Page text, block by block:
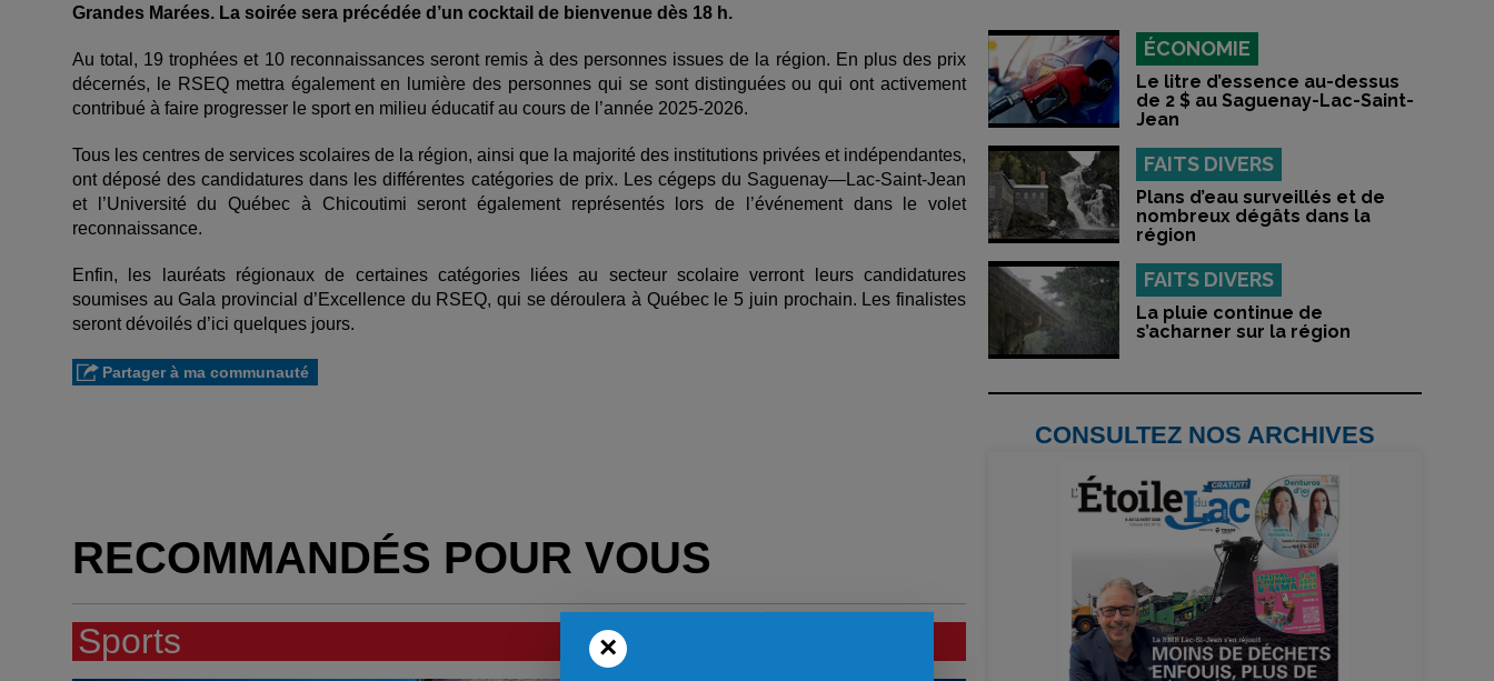
Grandes Marées. La soirée sera précédée d’un cocktail de bienvenue dès 18 h.
Au total, 19 trophées et 10 reconnaissances seront remis à des personnes issues de la région. En plus des prix
décernés, le RSEQ mettra également en lumière des personnes qui se sont distinguées ou qui ont activement
contribué à faire progresser le sport en milieu éducatif au cours de l’année 2025-2026.
Tous les centres de services scolaires de la région, ainsi que la majorité des institutions privées et indépendantes,
ont déposé des candidatures dans les différentes catégories de prix. Les cégeps du Saguenay—Lac-Saint-Jean
et l’Université du Québec à Chicoutimi seront également représentés lors de l’événement dans le volet
reconnaissance.
Enfin, les lauréats régionaux de certaines catégories liées au secteur scolaire verront leurs candidatures
soumises au Gala provincial d’Excellence du RSEQ, qui se déroulera à Québec le 5 juin prochain. Les finalistes
seront dévoilés d’ici quelques jours.
Partager à ma communauté
RECOMMANDÉS POUR VOUS
Sports
ÉCONOMIE
Le litre d’essence au-dessus
de 2 $ au Saguenay-Lac-Saint-
Jean
FAITS DIVERS
Plans d’eau surveillés et de
nombreux dégâts dans la
région
FAITS DIVERS
La pluie continue de
s’acharner sur la région
CONSULTEZ NOS ARCHIVES
×